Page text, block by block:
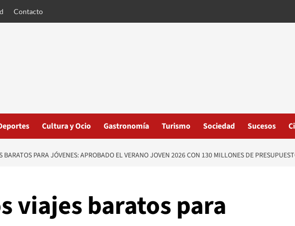
Contacto
Cultura y Ocio Gastronomía Turismo Sociedad Sucesos
BARATOS PARA JÓVENES: APROBADO EL VERANO JOVEN 2026 CON 130 MILLONES DE
viajes baratos para